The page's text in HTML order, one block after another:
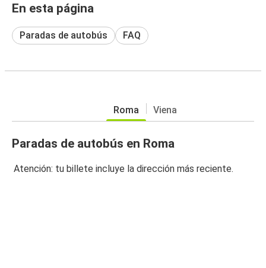
En esta página
Paradas de autobús FAQ
Roma Viena
Paradas de autobús en Roma
Atención: tu billete incluye la dirección más reciente.